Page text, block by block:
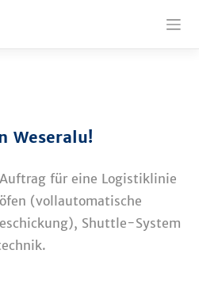
Weseralu!
für eine Logistiklinie
(vollautomatische
Shuttle-System